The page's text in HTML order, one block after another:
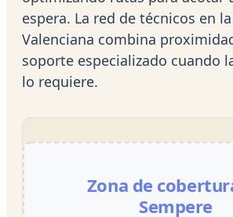
espera. La red de técnicos en
Valenciana combina
soporte especializado cuando
lo requiere.
Zona de
Sempere